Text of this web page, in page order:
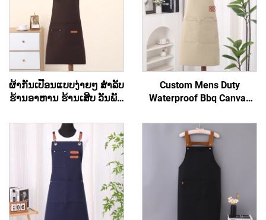
ຜ້າກັນເປື້ອນແບບງ່າຍໆ ສຳລັບ
ຮ້ານອາຫານ ຮ້ານເສີບ ວັນພັກ
ສາມາດສັ່ງທຳໄດ້ ຖືກ ແລະ
ອິນຊີ
Custom Mens Duty
Waterproof Bbq Canvas
ມີກະເປົາ